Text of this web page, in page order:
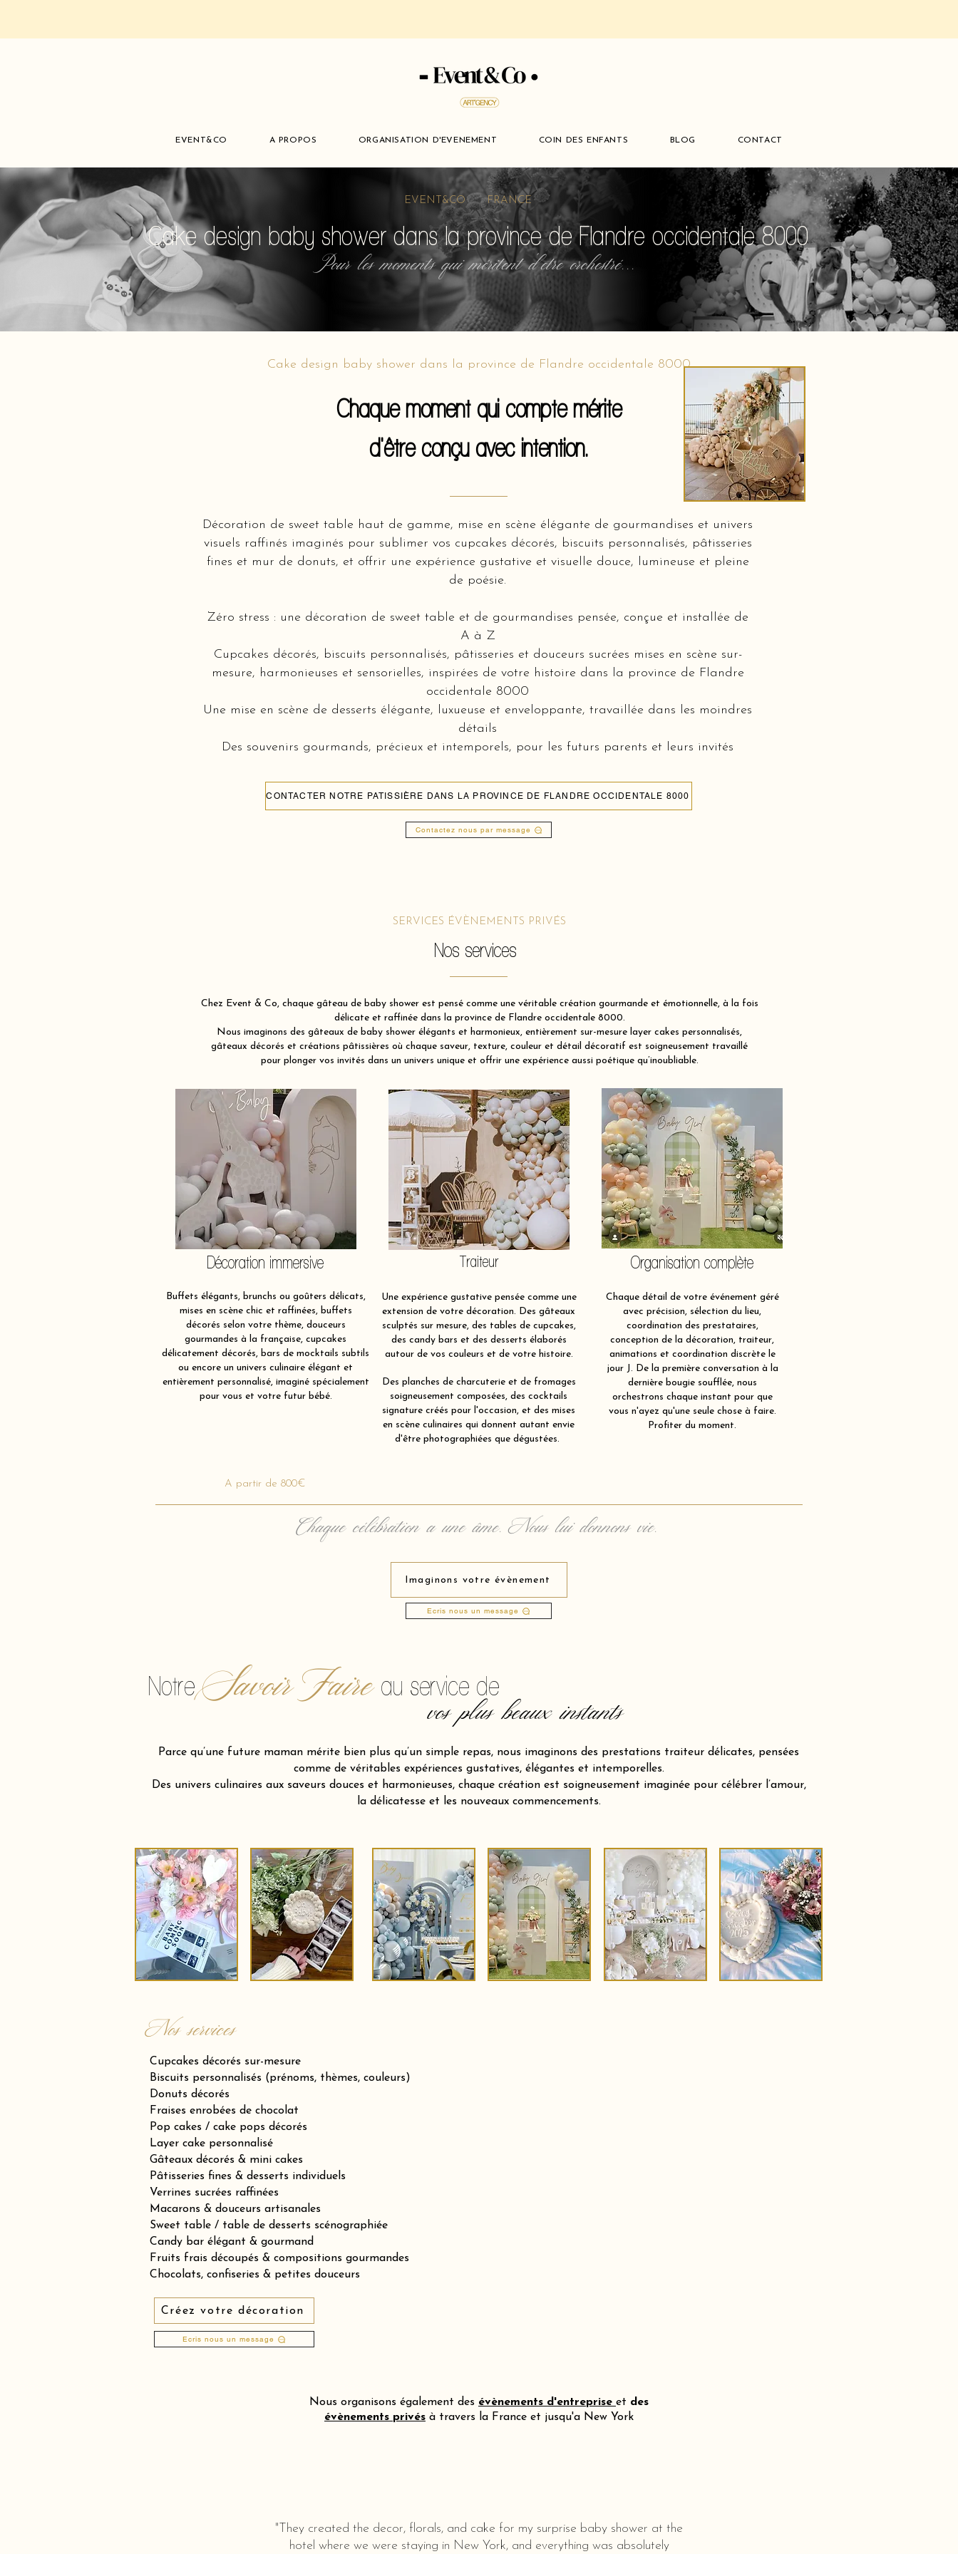
EVENT&CO A PROPOS ORGANISATION D'EVENEMENT COIN DES ENFANTS BLOG CONTACT
EVENT&CO FRANCE
Cake design baby shower dans la province de Flandre occidentale 8000
Pour les moments qui méritent d'etre orchestré...
Cake design baby shower dans la province de Flandre occidentale 8000
Chaque moment qui compte mérite
d'être conçu avec intention.
Décoration de sweet table haut de gamme, mise en scène élégante de gourmandises et univers
visuels raffinés imaginés pour sublimer vos cupcakes décorés, biscuits personnalisés, pâtisseries
fines et mur de donuts, et offrir une expérience gustative et visuelle douce, lumineuse et pleine
de poésie.
Zéro stress : une décoration de sweet table et de gourmandises pensée, conçue et installée de
A à Z
Cupcakes décorés, biscuits personnalisés, pâtisseries et douceurs sucrées mises en scène sur-
mesure, harmonieuses et sensorielles, inspirées de votre histoire dans la province de Flandre
occidentale 8000
Une mise en scène de desserts élégante, luxueuse et enveloppante, travaillée dans les moindres
détails
Des souvenirs gourmands, précieux et intemporels, pour les futurs parents et leurs invités
CONTACTER NOTRE PATISSIÈRE DANS LA PROVINCE DE FLANDRE OCCIDENTALE 8000
Contactez nous par message
SERVICES ÉVÈNEMENTS PRIVÉS
Nos services
Chez Event & Co, chaque gâteau de baby shower est pensé comme une véritable création gourmande et émotionnelle, à la fois
délicate et raffinée dans la province de Flandre occidentale 8000.
Nous imaginons des gâteaux de baby shower élégants et harmonieux, entièrement sur-mesure layer cakes personnalisés,
gâteaux décorés et créations pâtissières où chaque saveur, texture, couleur et détail décoratif est soigneusement travaillé
pour plonger vos invités dans un univers unique et offrir une expérience aussi poétique qu’inoubliable.
Décoration immersive
Buffets élégants, brunchs ou goûters délicats,
mises en scène chic et raffinées, buffets
décorés selon votre thème, douceurs
gourmandes à la française, cupcakes
délicatement décorés, bars de mocktails subtils
ou encore un univers culinaire élégant et
entièrement personnalisé, imaginé spécialement
pour vous et votre futur bébé.
Traiteur
Une expérience gustative pensée comme une
extension de votre décoration. Des gâteaux
sculptés sur mesure, des tables de cupcakes,
des candy bars et des desserts élaborés
autour de vos couleurs et de votre histoire.
Des planches de charcuterie et de fromages
soigneusement composées, des cocktails
signature créés pour l'occasion, et des mises
en scène culinaires qui donnent autant envie
d'être photographiées que dégustées.
Organisation complète
Chaque détail de votre événement géré
avec précision, sélection du lieu,
coordination des prestataires,
conception de la décoration, traiteur,
animations et coordination discrète le
jour J. De la première conversation à la
dernière bougie soufflée, nous
orchestrons chaque instant pour que
vous n'ayez qu'une seule chose à faire.
Profiter du moment.
A partir de 800€
Chaque célébration a une âme. Nous lui donnons vie.
Imaginons votre évènement
Ecris nous un message
Savoir Faire
Notre au service de
vos plus beaux instants
Parce qu’une future maman mérite bien plus qu’un simple repas, nous imaginons des prestations traiteur délicates, pensées
comme de véritables expériences gustatives, élégantes et intemporelles.
Des univers culinaires aux saveurs douces et harmonieuses, chaque création est soigneusement imaginée pour célébrer l’amour,
la délicatesse et les nouveaux commencements.
Nos services
Cupcakes décorés sur-mesure
Biscuits personnalisés (prénoms, thèmes, couleurs)
Donuts décorés
Fraises enrobées de chocolat
Pop cakes / cake pops décorés
Layer cake personnalisé
Gâteaux décorés & mini cakes
Pâtisseries fines & desserts individuels
Verrines sucrées raffinées
Macarons & douceurs artisanales
Sweet table / table de desserts scénographiée
Candy bar élégant & gourmand
Fruits frais découpés & compositions gourmandes
Chocolats, confiseries & petites douceurs
Créez votre décoration
Ecris nous un message
Nous organisons également des évènements d'entreprise et des
évènements privés à travers la France et jusqu'a New York
"They created the decor, florals, and cake for my surprise baby shower at the
hotel where we were staying in New York, and everything was absolutely